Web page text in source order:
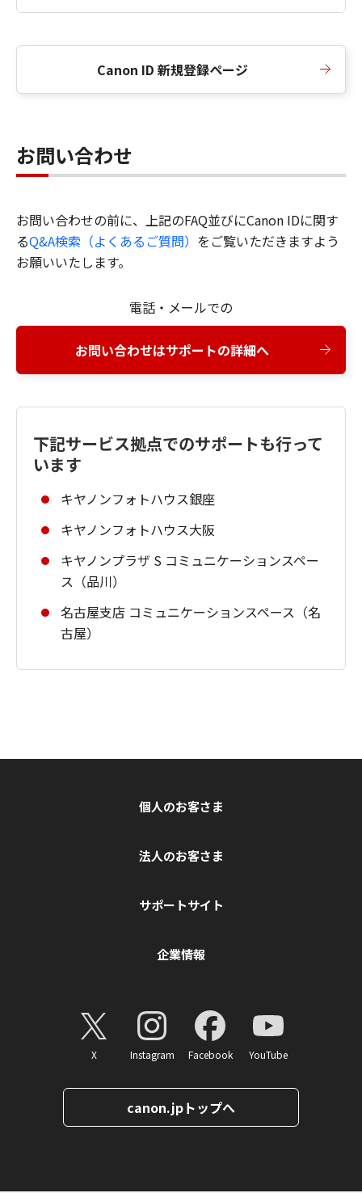
Canon ID 新規登録ページ
お問い合わせ
お問い合わせの前に、上記のFAQ並びにCanon IDに関す
るQ&A検索（よくあるご質問） をご覧いただきますよう
お願いいたします。
電話・メールでの
お問い合わせはサポートの詳細へ
下記サービス拠点でのサポートも行って
います
キヤノンフォトハウス銀座
キヤノンフォトハウス大阪
キヤノンプラザ S コミュニケーションスペー
ス（品川）
名古屋支店 コミュニケーションスペース（名
古屋）
個人のお客さま
法人のお客さま
サポートサイト
企業情報
X Instagram Facebook YouTube
canon.jpトップへ